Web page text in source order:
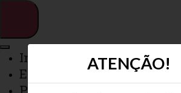
Inicial
Equipe
ATENÇÃO!